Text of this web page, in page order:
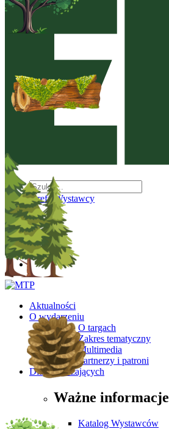
Strefa Wystawcy
PL
PL
Aktualności
O wydarzeniu
O targach
Zakres tematyczny
Multimedia
Partnerzy i patroni
Dla Zwiedzających
Ważne informacje
Katalog Wystawców